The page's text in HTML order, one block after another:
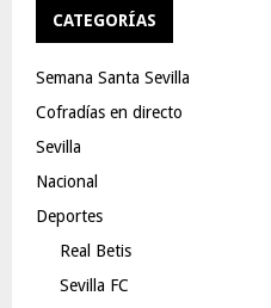
CATEGORÍAS
Semana Santa Sevilla
Cofradías en directo
Sevilla
Nacional
Deportes
Real Betis
Sevilla FC